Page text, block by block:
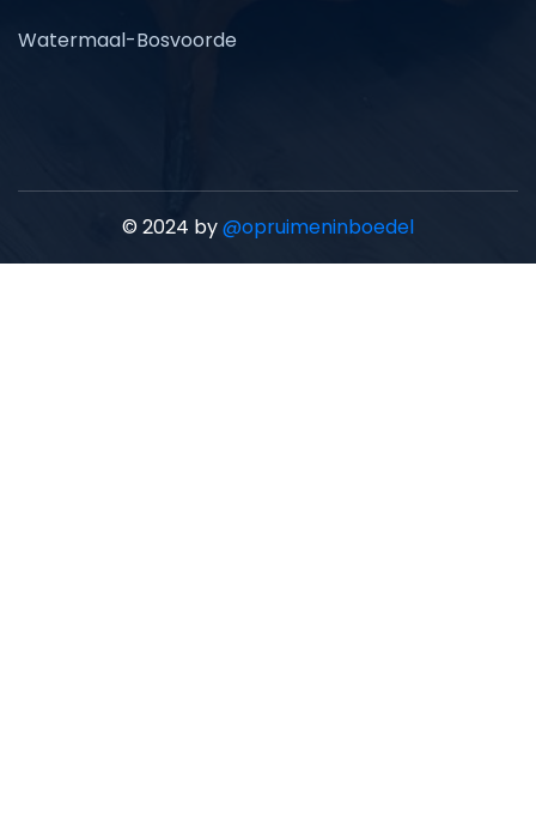
Watermaal-Bosvoorde
© 2024 by@opruimeninboedel